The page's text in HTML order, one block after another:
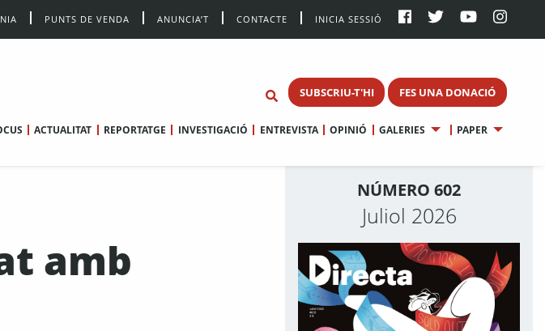
PUNTS DE VENDA ANUNCIA’T CONTACTE INICIA SESSIÓ
SUBSCRIU-T'HI FES UNA DONACIÓ
ACTUALITAT REPORTATGE INVESTIGACIÓ ENTREVISTA OPINIÓ GALERIES PAPER
amb
NÚMERO 602
Juliol 2026